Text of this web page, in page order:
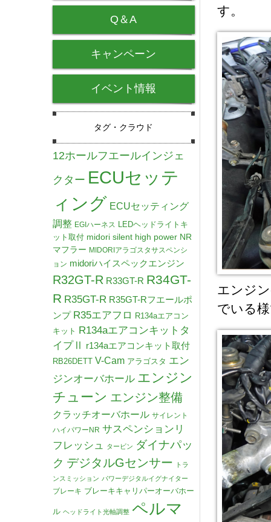
す。
エンジ
でいる
Q＆A
キャンペーン
イベント情報
タグ・クラウド
12ホールフエールインジェ
クター ECUセッテ
ィング ECUセッティング
調整 EGIハーネス LEDヘッドライトキ
ット取付 midori silent high power NR
マフラー MIDORIアラゴスタサスペンシ
ョン midoriハイスペックエンジン
R32GT-R R33GT-R R34GT-
R R35GT-R R35GT-Rフエールポ
ンプ R35エアフロ R134aエアコン
キット R134aエアコンキットタ
イプⅡ
r134aエアコンキット取付
RB26DETT V-Cam アラゴスタ エン
ジンオーバホール エンジン
チューン エンジン整備
クラッチオーバホール サイレント
ハイパワーNR サスペンションリ
フレッシュ
タービン ダイナパッ
ク デジタルGセンサー
トラ
ンスミッション パワーデジタルイグナイター
ブレーキ ブレーキキャリパーオーバホー
ル ヘッドライト光軸調整 ペルマ